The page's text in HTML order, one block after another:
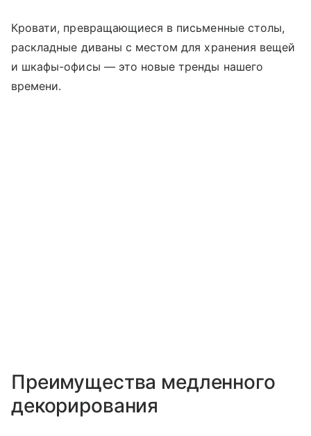
Кровати, превращающиеся в письменные столы,
раскладные диваны с местом для хранения вещей
и шкафы-офисы — это новые тренды нашего
времени.
Преимущества медленного
декорирования